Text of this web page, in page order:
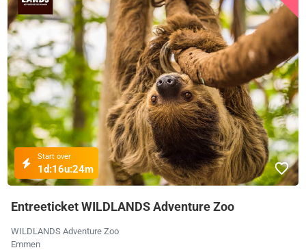
Start over
1d:16u:24m
Entreeticket WILDLANDS Adventure Zoo
WILDLANDS Adventure Zoo
Emmen